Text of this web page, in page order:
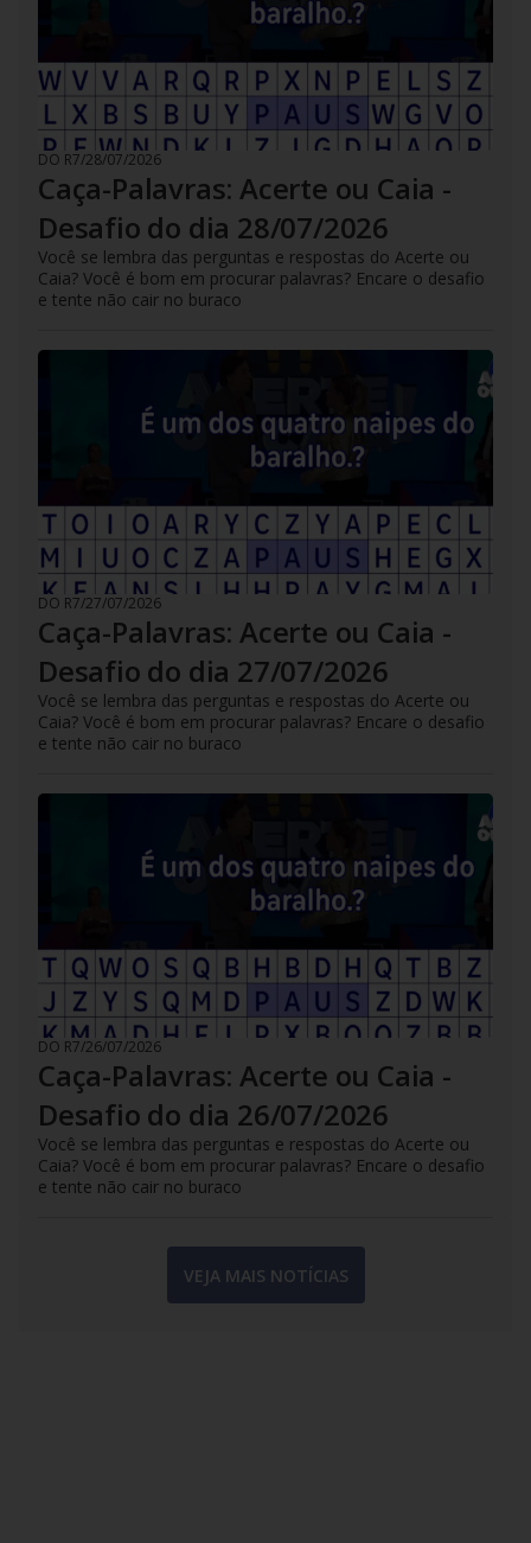
DO R7/28/07/2026
Caça-Palavras: Acerte ou Caia -
Desafio do dia 28/07/2026
Você se lembra das perguntas e respostas do Acerte ou
Caia? Você é bom em procurar palavras? Encare o desafio
e tente não cair no buraco
DO R7/27/07/2026
Caça-Palavras: Acerte ou Caia -
Desafio do dia 27/07/2026
Você se lembra das perguntas e respostas do Acerte ou
Caia? Você é bom em procurar palavras? Encare o desafio
e tente não cair no buraco
DO R7/26/07/2026
Caça-Palavras: Acerte ou Caia -
Desafio do dia 26/07/2026
Você se lembra das perguntas e respostas do Acerte ou
Caia? Você é bom em procurar palavras? Encare o desafio
e tente não cair no buraco
VEJA MAIS NOTÍCIAS